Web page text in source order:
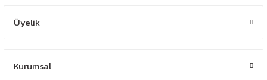
Üyelik
Kurumsal